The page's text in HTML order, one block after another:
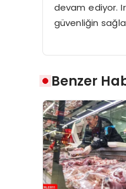
devam ediyor.
güvenliğin
Benzer